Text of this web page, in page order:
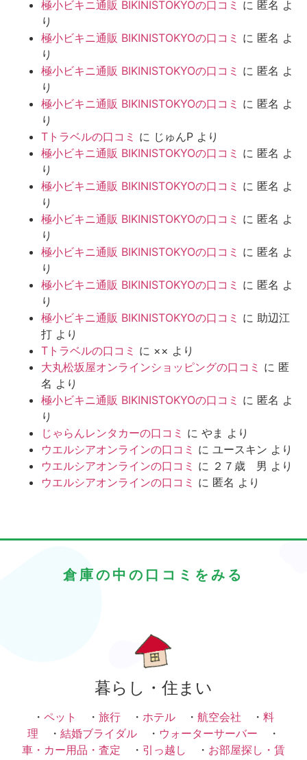
極小ビキニ通販 BIKINISTOKYOの口コミ に 匿名 よ
り
極小ビキニ通販 BIKINISTOKYOの口コミ に 匿名 よ
り
極小ビキニ通販 BIKINISTOKYOの口コミ に 匿名 よ
り
極小ビキニ通販 BIKINISTOKYOの口コミ に 匿名 よ
り
Tトラベルの口コミ に じゅんP より
極小ビキニ通販 BIKINISTOKYOの口コミ に 匿名 よ
り
極小ビキニ通販 BIKINISTOKYOの口コミ に 匿名 よ
り
極小ビキニ通販 BIKINISTOKYOの口コミ に 匿名 よ
り
極小ビキニ通販 BIKINISTOKYOの口コミ に 匿名 よ
り
極小ビキニ通販 BIKINISTOKYOの口コミ に 匿名 よ
り
極小ビキニ通販 BIKINISTOKYOの口コミ に 助辺江
打 より
Tトラベルの口コミ に ×× より
大丸松坂屋オンラインショッピングの口コミ に 匿
名 より
極小ビキニ通販 BIKINISTOKYOの口コミ に 匿名 よ
り
じゃらんレンタカーの口コミ に やま より
ウエルシアオンラインの口コミ に ユースキン より
ウエルシアオンラインの口コミ に ２７歳 男 より
ウエルシアオンラインの口コミ に 匿名 より
倉庫の中の口コミをみる
暮らし・住まい
・ ペット ・ 旅行 ・ ホテル ・ 航空会社 ・ 料
理 ・ 結婚ブライダル ・ ウォーターサーバー ・
車・カー用品・査定 ・ 引っ越し ・ お部屋探し・賃